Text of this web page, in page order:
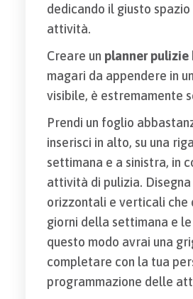
dedicando il giusto spazio
attività.
Creare un planner pulizie
magari da appendere in
visibile, è estremamente
Prendi un foglio
inserisci in alto, su una
settimana e a sinistra, in
attività di pulizia.
orizzontali e verticali che
giorni della settimana e le
questo modo avrai una
completare con la tua
programmazione delle